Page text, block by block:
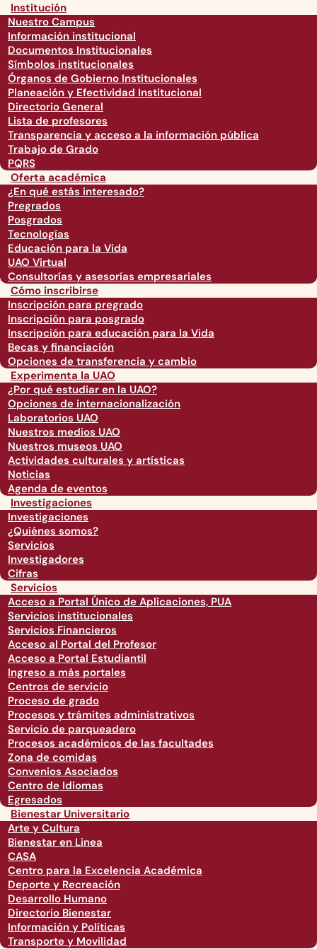
Institución
Nuestro Campus
Información institucional
Documentos Institucionales
Símbolos institucionales
Órganos de Gobierno Institucionales
Planeación y Efectividad Institucional
Directorio General
Lista de profesores
Transparencia y acceso a la información pública
Trabajo de Grado
PQRS
Oferta académica
¿En qué estás interesado?
Pregrados
Posgrados
Tecnologías
Educación para la Vida
UAO Virtual
Consultorías y asesorías empresariales
Cómo inscribirse
Inscripción para pregrado
Inscripción para posgrado
Inscripción para educación para la Vida
Becas y financiación
Opciones de transferencia y cambio
Experimenta la UAO
¿Por qué estudiar en la UAO?
Opciones de internacionalización
Laboratorios UAO
Nuestros medios UAO
Nuestros museos UAO
Actividades culturales y artísticas
Noticias
Agenda de eventos
Investigaciones
Investigaciones
¿Quiénes somos?
Servicios
Investigadores
Cifras
Servicios
Acceso a Portal Único de Aplicaciones, PUA
Servicios institucionales
Servicios Financieros
Acceso al Portal del Profesor
Acceso a Portal Estudiantil
Ingreso a más portales
Centros de servicio
Proceso de grado
Procesos y trámites administrativos
Servicio de parqueadero
Procesos académicos de las facultades
Zona de comidas
Convenios Asociados
Centro de Idiomas
Egresados
Bienestar Universitario
Arte y Cultura
Bienestar en Linea
CASA
Centro para la Excelencia Académica
Deporte y Recreación
Desarrollo Humano
Directorio Bienestar
Información y Políticas
Transporte y Movilidad